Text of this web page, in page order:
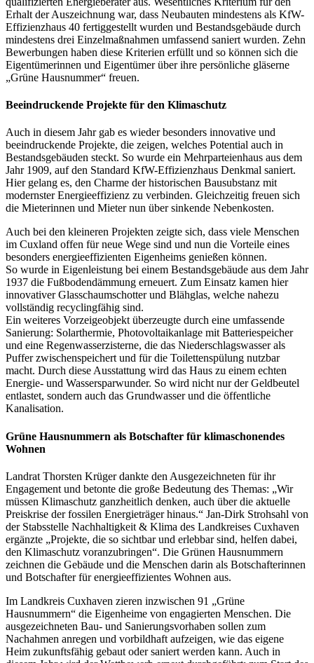
Erhalt der Auszeichnung war, dass Neubauten mindestens als KfW-
Effizienzhaus 40 fertiggestellt wurden und Bestandsgebäude durch
mindestens drei Einzelmaßnahmen umfassend saniert wurden. Zehn
Bewerbungen haben diese Kriterien erfüllt und so können sich die
Eigentümerinnen und Eigentümer über ihre persönliche gläserne
„Grüne Hausnummer“ freuen.
Beeindruckende Projekte für den Klimaschutz
Auch in diesem Jahr gab es wieder besonders innovative und
beeindruckende Projekte, die zeigen, welches Potential auch in
Bestandsgebäuden steckt. So wurde ein Mehrparteienhaus aus dem
Jahr 1909, auf den Standard KfW-Effizienzhaus Denkmal saniert.
Hier gelang es, den Charme der historischen Bausubstanz mit
modernster Energieeffizienz zu verbinden. Gleichzeitig freuen sich
die Mieterinnen und Mieter nun über sinkende Nebenkosten.
Auch bei den kleineren Projekten zeigte sich, dass viele Menschen
im Cuxland offen für neue Wege sind und nun die Vorteile eines
besonders energieeffizienten Eigenheims genießen können.
So wurde in Eigenleistung bei einem Bestandsgebäude aus dem Jahr
1937 die Fußbodendämmung erneuert. Zum Einsatz kamen hier
innovativer Glasschaumschotter und Blähglas, welche nahezu
vollständig recyclingfähig sind.
Ein weiteres Vorzeigeobjekt überzeugte durch eine umfassende
Sanierung: Solarthermie, Photovoltaikanlage mit Batteriespeicher
und eine Regenwasserzisterne, die das Niederschlagswasser als
Puffer zwischenspeichert und für die Toilettenspülung nutzbar
macht. Durch diese Ausstattung wird das Haus zu einem echten
Energie- und Wassersparwunder. So wird nicht nur der Geldbeutel
entlastet, sondern auch das Grundwasser und die öffentliche
Kanalisation.
Grüne Hausnummern als Botschafter für klimaschonendes
Wohnen
Landrat Thorsten Krüger dankte den Ausgezeichneten für ihr
Engagement und betonte die große Bedeutung des Themas: „Wir
müssen Klimaschutz ganzheitlich denken, auch über die aktuelle
Preiskrise der fossilen Energieträger hinaus.“ Jan-Dirk Strohsahl von
der Stabsstelle Nachhaltigkeit & Klima des Landkreises Cuxhaven
ergänzte „Projekte, die so sichtbar und erlebbar sind, helfen dabei,
den Klimaschutz voranzubringen“. Die Grünen Hausnummern
zeichnen die Gebäude und die Menschen darin als Botschafterinnen
und Botschafter für energieeffizientes Wohnen aus.
Im Landkreis Cuxhaven zieren inzwischen 91 „Grüne
Hausnummern“ die Eigenheime von engagierten Menschen. Die
ausgezeichneten Bau- und Sanierungsvorhaben sollen zum
Nachahmen anregen und vorbildhaft aufzeigen, wie das eigene
Heim zukunftsfähig gebaut oder saniert werden kann. Auch in